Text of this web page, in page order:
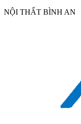
NỘI THẤT BÌNH AN